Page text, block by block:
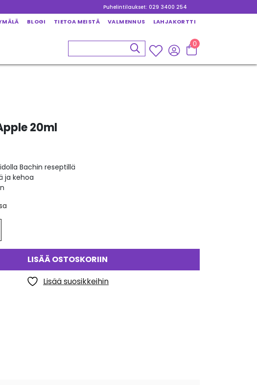
Puhelintilaukset: 029 3400 254
BLOGI TIETOA MEISTÄ VALMENNUS LAHJAKORTTI
0
20ml
Bachin reseptillä
ja kehoa
LISÄÄ OSTOSKORIIN
Lisää suosikkeihin